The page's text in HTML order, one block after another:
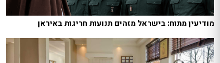
מודיעין מתוח: בישראל מזהים תנועות חריגות באיראן